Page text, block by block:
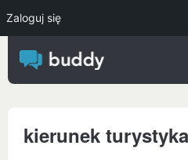
kierunek turystyka
Zaloguj się